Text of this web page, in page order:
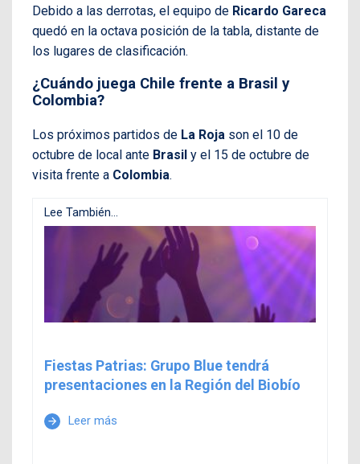
Debido a las derrotas, el equipo de Ricardo Gareca
quedó en la octava posición de la tabla, distante de
los lugares de clasificación.
¿Cuándo juega Chile frente a Brasil y
Colombia?
Los próximos partidos de La Roja son el 10 de
octubre de local ante Brasil y el 15 de octubre de
visita frente a Colombia.
Lee También...
Fiestas Patrias: Grupo Blue tendrá
presentaciones en la Región del Biobío
arrow_forward Leer más